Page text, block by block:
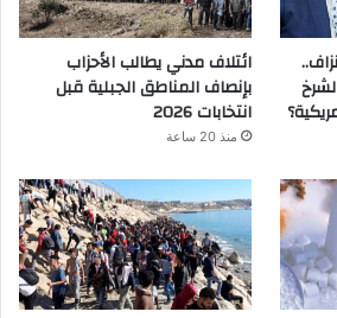
ائتلاف مدني يطالب الأحزاب
بإنصاف المناطق الجبلية قبل
انتخابات 2026
منذ 20 ساعة